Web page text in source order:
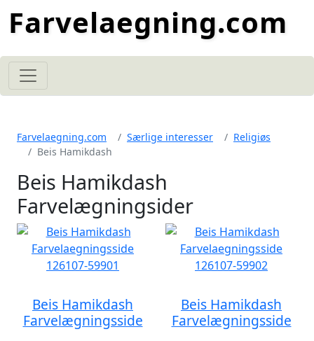
Farvelaegning.com
Farvelaegning.com Særlige interesser
Religiøs
Beis Hamikdash
Beis Hamikdash
Farvelægningsider
Beis Hamikdash
Farvelægningsside
Beis Hamikdash
Farvelægningsside